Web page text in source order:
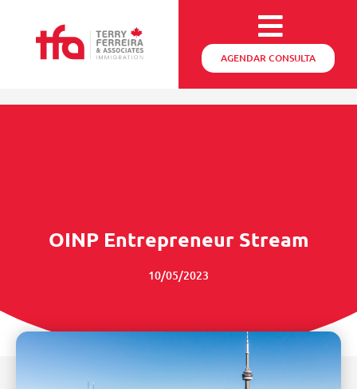
AGENDAR CONSULTA
OINP Entrepreneur Stream
10/05/2023